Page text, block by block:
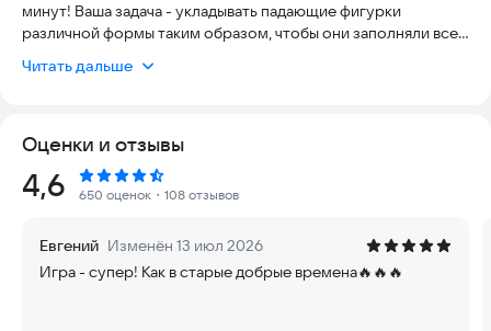
минут! Ваша задача - укладывать падающие фигурки
различной формы таким образом, чтобы они заполняли все
чтобы фигуры не заполнили все поле до того, как вы успеете
Особенности игры:
- Стильный и минималистичный дизайн.
- Увлекательный и затягивающий геймплей.
- Настройка сложности игры.
Удачи и отличной вам игры!
Читать дальше
Оценки и отзывы
Рейтинг:
4,6 650 оценок ・108 отзывов
Евгений Изменён 13 июл 2026
Игра - супер! Как в старые добрые времена🔥🔥🔥